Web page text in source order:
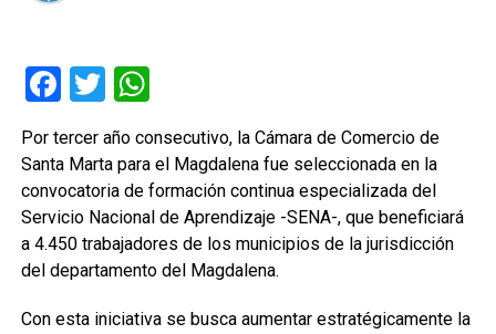
Facebook
TwitterWhatsApp
Por tercer año consecutivo, la Cámara de Comercio de
Santa Marta para el Magdalena fue seleccionada en la
convocatoria de formación continua especializada del
Servicio Nacional de Aprendizaje -SENA-, que beneficiará
a 4.450 trabajadores de los municipios de la jurisdicción
del departamento del Magdalena.
Con esta iniciativa se busca aumentar estratégicamente la